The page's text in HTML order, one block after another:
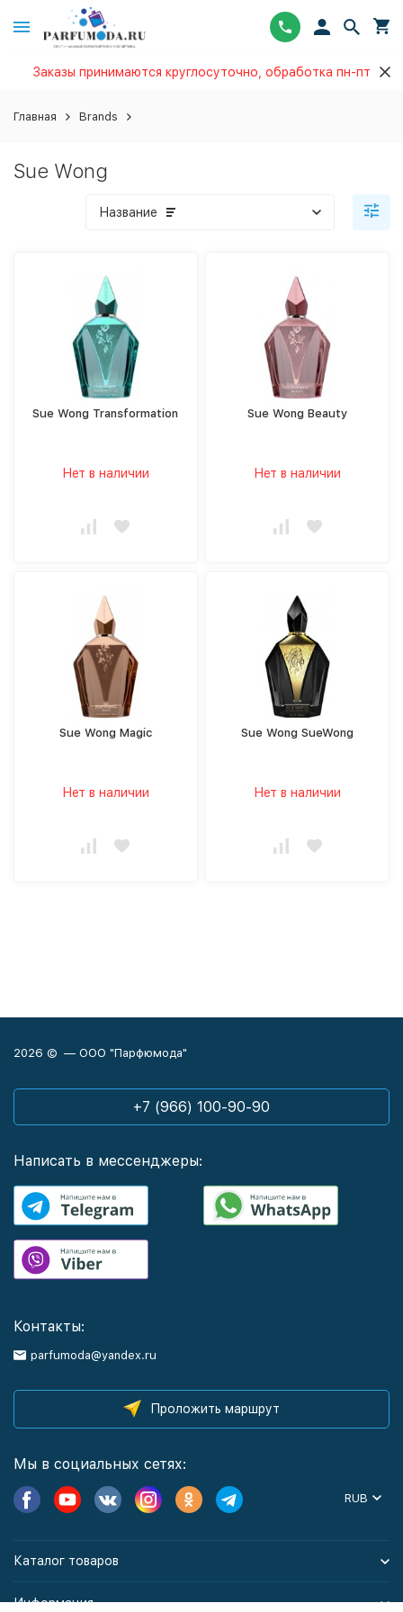
Заказы принимаются круглосуточно, обработка пн-пт
Главная Brands
Sue Wong
Название
Sue Wong Transformation
Нет в наличии
Sue Wong Beauty
Нет в наличии
Sue Wong Magic
Нет в наличии
Sue Wong SueWong
Нет в наличии
2026 © — ООО "Парфюмода"
+7 (966) 100-90-90
Написать в мессенджеры:
Контакты:
parfumoda@yandex.ru
Проложить маршрут
Мы в социальных сетях:
RUB
Каталог товаров
Информация